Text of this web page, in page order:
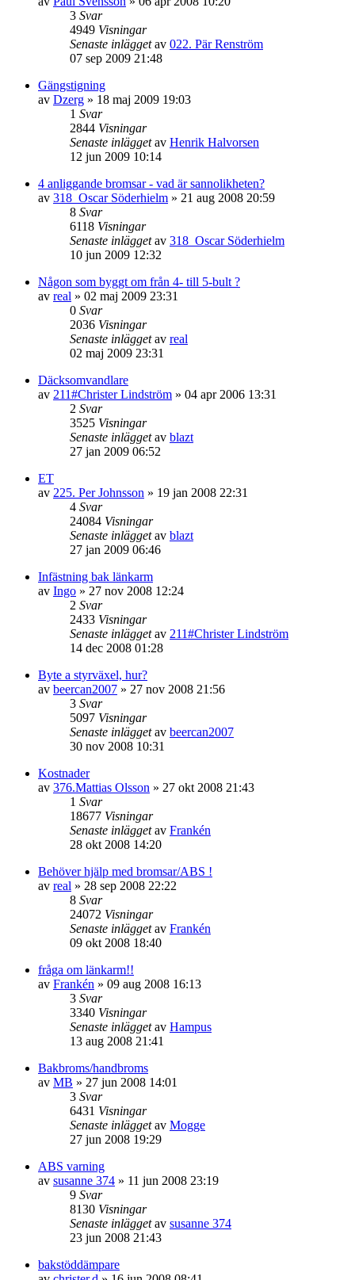
3 Svar
4949 Visningar
Senaste inläggetav 022. Pär Renström
07 sep 2009 21:48
Gängstigning
av Dzerg » 18 maj 2009 19:03
1 Svar
2844 Visningar
Senaste inläggetav Henrik Halvorsen
12 jun 2009 10:14
4 anliggande bromsar - vad är sannolikheten?
av 318_Oscar Söderhielm » 21 aug 2008 20:59
8 Svar
6118 Visningar
Senaste inläggetav 318_Oscar Söderhielm
10 jun 2009 12:32
Någon som byggt om från 4- till 5-bult ?
av real » 02 maj 2009 23:31
0 Svar
2036 Visningar
Senaste inläggetav real
02 maj 2009 23:31
Däcksomvandlare
av 211#Christer Lindström » 04 apr 2006 13:31
2 Svar
3525 Visningar
Senaste inläggetav blazt
27 jan 2009 06:52
ET
av 225. Per Johnsson » 19 jan 2008 22:31
4 Svar
24084 Visningar
Senaste inläggetav blazt
27 jan 2009 06:46
Infästning bak länkarm
av Ingo » 27 nov 2008 12:24
2 Svar
2433 Visningar
Senaste inläggetav 211#Christer Lindström
14 dec 2008 01:28
Byte a styrväxel, hur?
av beercan2007 » 27 nov 2008 21:56
3 Svar
5097 Visningar
Senaste inläggetav beercan2007
30 nov 2008 10:31
Kostnader
av 376.Mattias Olsson » 27 okt 2008 21:43
1 Svar
18677 Visningar
Senaste inläggetav Frankén
28 okt 2008 14:20
Behöver hjälp med bromsar/ABS !
av real » 28 sep 2008 22:22
8 Svar
24072 Visningar
Senaste inläggetav Frankén
09 okt 2008 18:40
fråga om länkarm!!
av Frankén » 09 aug 2008 16:13
3 Svar
3340 Visningar
Senaste inläggetav Hampus
13 aug 2008 21:41
Bakbroms/handbroms
av MB » 27 jun 2008 14:01
3 Svar
6431 Visningar
Senaste inläggetav Mogge
27 jun 2008 19:29
ABS varning
av susanne 374 » 11 jun 2008 23:19
9 Svar
8130 Visningar
Senaste inläggetav susanne 374
23 jun 2008 21:43
bakstöddämpare